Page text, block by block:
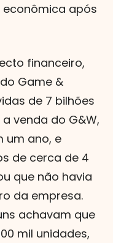
após
financeiro,
Game &
de 7 bilhões
venda do G&W,
um ano, e
de cerca de 4
que não havia
da empresa.
achavam que
mil unidades,